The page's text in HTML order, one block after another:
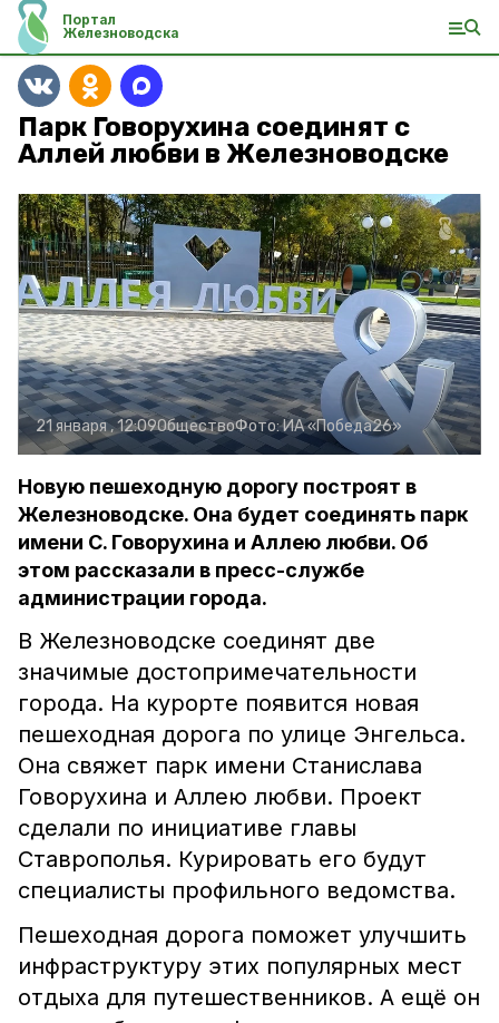
Портал
Железноводска
Парк Говорухина соединят с
Аллей любви в Железноводске
21 января , 12:09ОбществоФото:ИА «Победа26»
Новую пешеходную дорогу построят в
Железноводске. Она будет соединять парк
имени С. Говорухина и Аллею любви. Об
этом рассказали в пресс-службе
администрации города.
В Железноводске соединят две
значимые достопримечательности
города. На курорте появится новая
пешеходная дорога по улице Энгельса.
Она свяжет парк имени Станислава
Говорухина и Аллею любви. Проект
сделали по инициативе главы
Ставрополья. Курировать его будут
специалисты профильного ведомства.
Пешеходная дорога поможет улучшить
инфраструктуру этих популярных мест
отдыха для путешественников. А ещё он